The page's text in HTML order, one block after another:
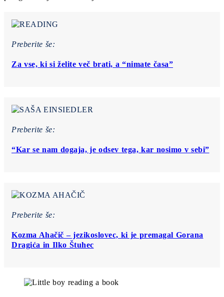
Preberite še:
Za vse, ki si želite več brati, a “nimate časa”
Preberite še:
“Kar se nam dogaja, je odsev tega, kar nosimo v sebi”
Preberite še:
Kozma Ahačič – jezikoslovec, ki je premagal Gorana
Dragića in Ilko Štuhec